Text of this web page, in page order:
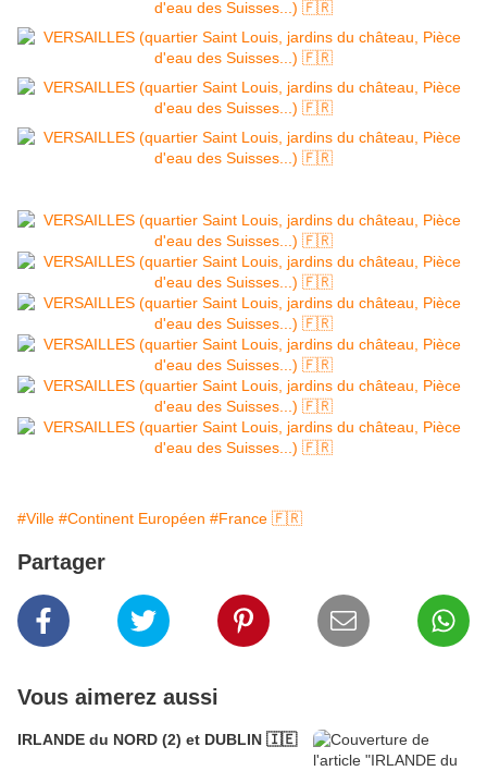
#Ville #Continent Européen #France 🇫🇷
Partager
Vous aimerez aussi
IRLANDE du NORD (2) et DUBLIN 🇮🇪